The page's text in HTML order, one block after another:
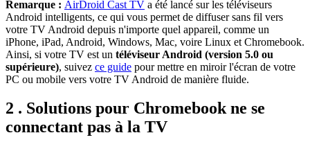
Remarque : AirDroid Cast TV a été lancé sur les téléviseurs
Android intelligents, ce qui vous permet de diffuser sans fil vers
votre TV Android depuis n'importe quel appareil, comme un
iPhone, iPad, Android, Windows, Mac, voire Linux et Chromebook.
Ainsi, si votre TV est un téléviseur Android (version 5.0 ou
supérieure), suivez ce guide pour mettre en miroir l'écran de votre
PC ou mobile vers votre TV Android de manière fluide.
2 . Solutions pour Chromebook ne se
connectant pas à la TV